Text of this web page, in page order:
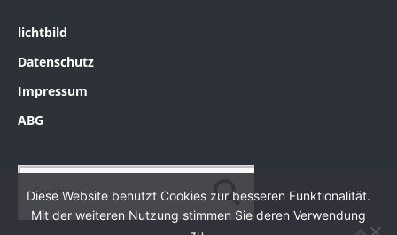
lichtbild
Datenschutz
Impressum
ABG
Diese Website benutzt Cookies zur besseren Funktionalität.
Mit der weiteren Nutzung stimmen Sie deren Verwendung